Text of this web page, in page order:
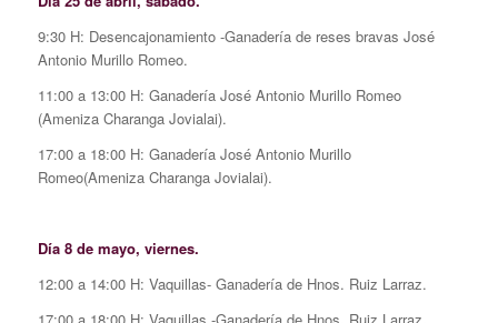
9:30 H: Desencajonamiento -Ganadería de reses bravas José
Antonio Murillo Romeo.
11:00 a 13:00 H: Ganadería José Antonio Murillo Romeo
(Ameniza Charanga Jovialai).
17:00 a 18:00 H: Ganadería José Antonio Murillo
Romeo(Ameniza Charanga Jovialai).
Día 8 de mayo, viernes.
12:00 a 14:00 H: Vaquillas- Ganadería de Hnos. Ruiz Larraz.